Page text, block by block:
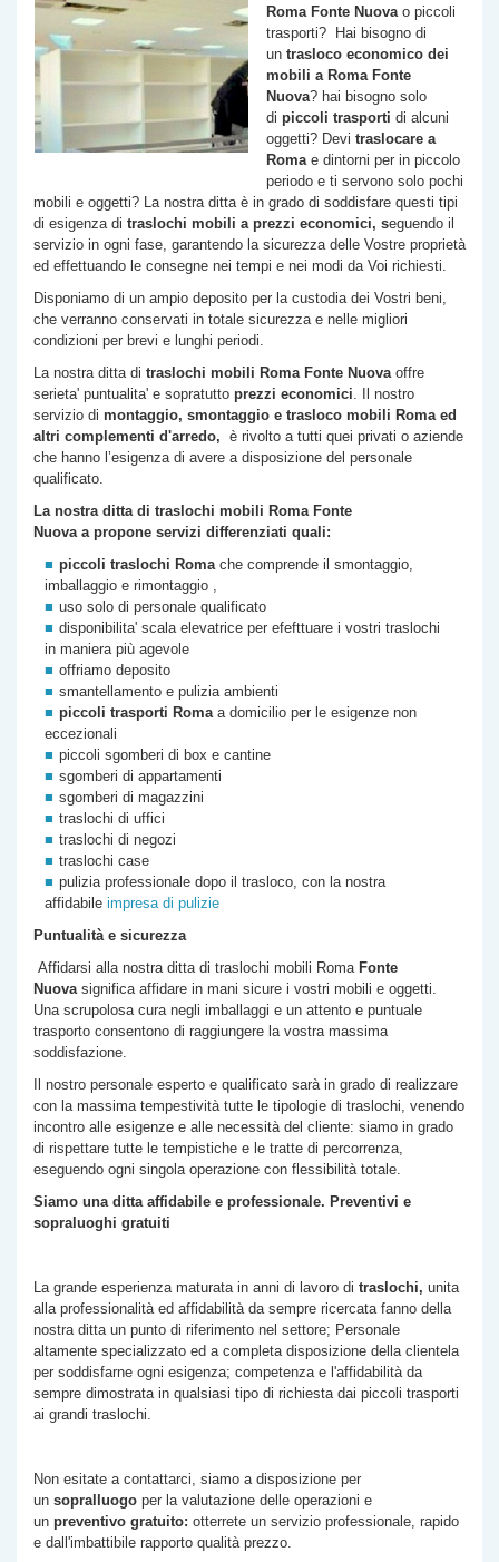
Roma Fonte Nuova o piccoli
trasporti? Hai bisogno di
un trasloco economico dei
mobili a Roma Fonte
Nuova? hai bisogno solo
di piccoli trasporti di alcuni
oggetti? Devi traslocare a
Romae dintorni per in piccolo
periodo e ti servono solo pochi
mobili e oggetti? La nostra ditta è in grado di soddisfare questi tipi
di esigenza di traslochi mobili a prezzi economici, seguendo il
servizio in ogni fase, garantendo la sicurezza delle Vostre proprietà
ed effettuando le consegne nei tempi e nei modi da Voi richiesti.
Disponiamo di un ampio deposito per la custodia dei Vostri beni,
che verranno conservati in totale sicurezza e nelle migliori
condizioni per brevi e lunghi periodi.
La nostra ditta di traslochi mobili Roma Fonte Nuovaoffre
serieta' puntualita' e sopratutto prezzi economici. Il nostro
servizio di montaggio, smontaggio e trasloco mobili Roma ed
altri complementi d'arredo, è rivolto a tutti quei privati o aziende
che hanno l’esigenza di avere a disposizione del personale
qualificato.
La nostra ditta di traslochi mobili Roma Fonte
Nuovaa propone servizi differenziati quali:
piccoli traslochi Romache comprende il smontaggio,
imballaggio e rimontaggio ,
uso solo di personale qualificato
disponibilita' scala elevatrice per efefttuare i vostri traslochi
in maniera più agevole
offriamo deposito
smantellamento e pulizia ambienti
piccoli trasporti Romaa domicilio per le esigenze non
eccezionali
piccoli sgomberi di box e cantine
sgomberi di appartamenti
sgomberi di magazzini
traslochi di uffici
traslochi di negozi
traslochi case
pulizia professionale dopo il trasloco, con la nostra
affidabile impresa di pulizie
Puntualità e sicurezza
Affidarsi alla nostra ditta di traslochi mobili Roma Fonte
Nuova significa affidare in mani sicure i vostri mobili e oggetti.
Una scrupolosa cura negli imballaggi e un attento e puntuale
trasporto consentono di raggiungere la vostra massima
soddisfazione.
Il nostro personale esperto e qualificato sarà in grado di realizzare
con la massima tempestività tutte le tipologie di traslochi, venendo
incontro alle esigenze e alle necessità del cliente: siamo in grado
di rispettare tutte le tempistiche e le tratte di percorrenza,
eseguendo ogni singola operazione con flessibilità totale.
Siamo una ditta affidabile e professionale. Preventivi e
sopraluoghi gratuiti
La grande esperienza maturata in anni di lavoro di traslochi, unita
alla professionalità ed affidabilità da sempre ricercata fanno della
nostra ditta un punto di riferimento nel settore; Personale
altamente specializzato ed a completa disposizione della clientela
per soddisfarne ogni esigenza; competenza e l'affidabilità da
sempre dimostrata in qualsiasi tipo di richiesta dai piccoli trasporti
ai grandi traslochi.
Non esitate a contattarci, siamo a disposizione per
un sopralluogo per la valutazione delle operazioni e
un preventivo gratuito: otterrete un servizio professionale, rapido
e dall'imbattibile rapporto qualità prezzo.